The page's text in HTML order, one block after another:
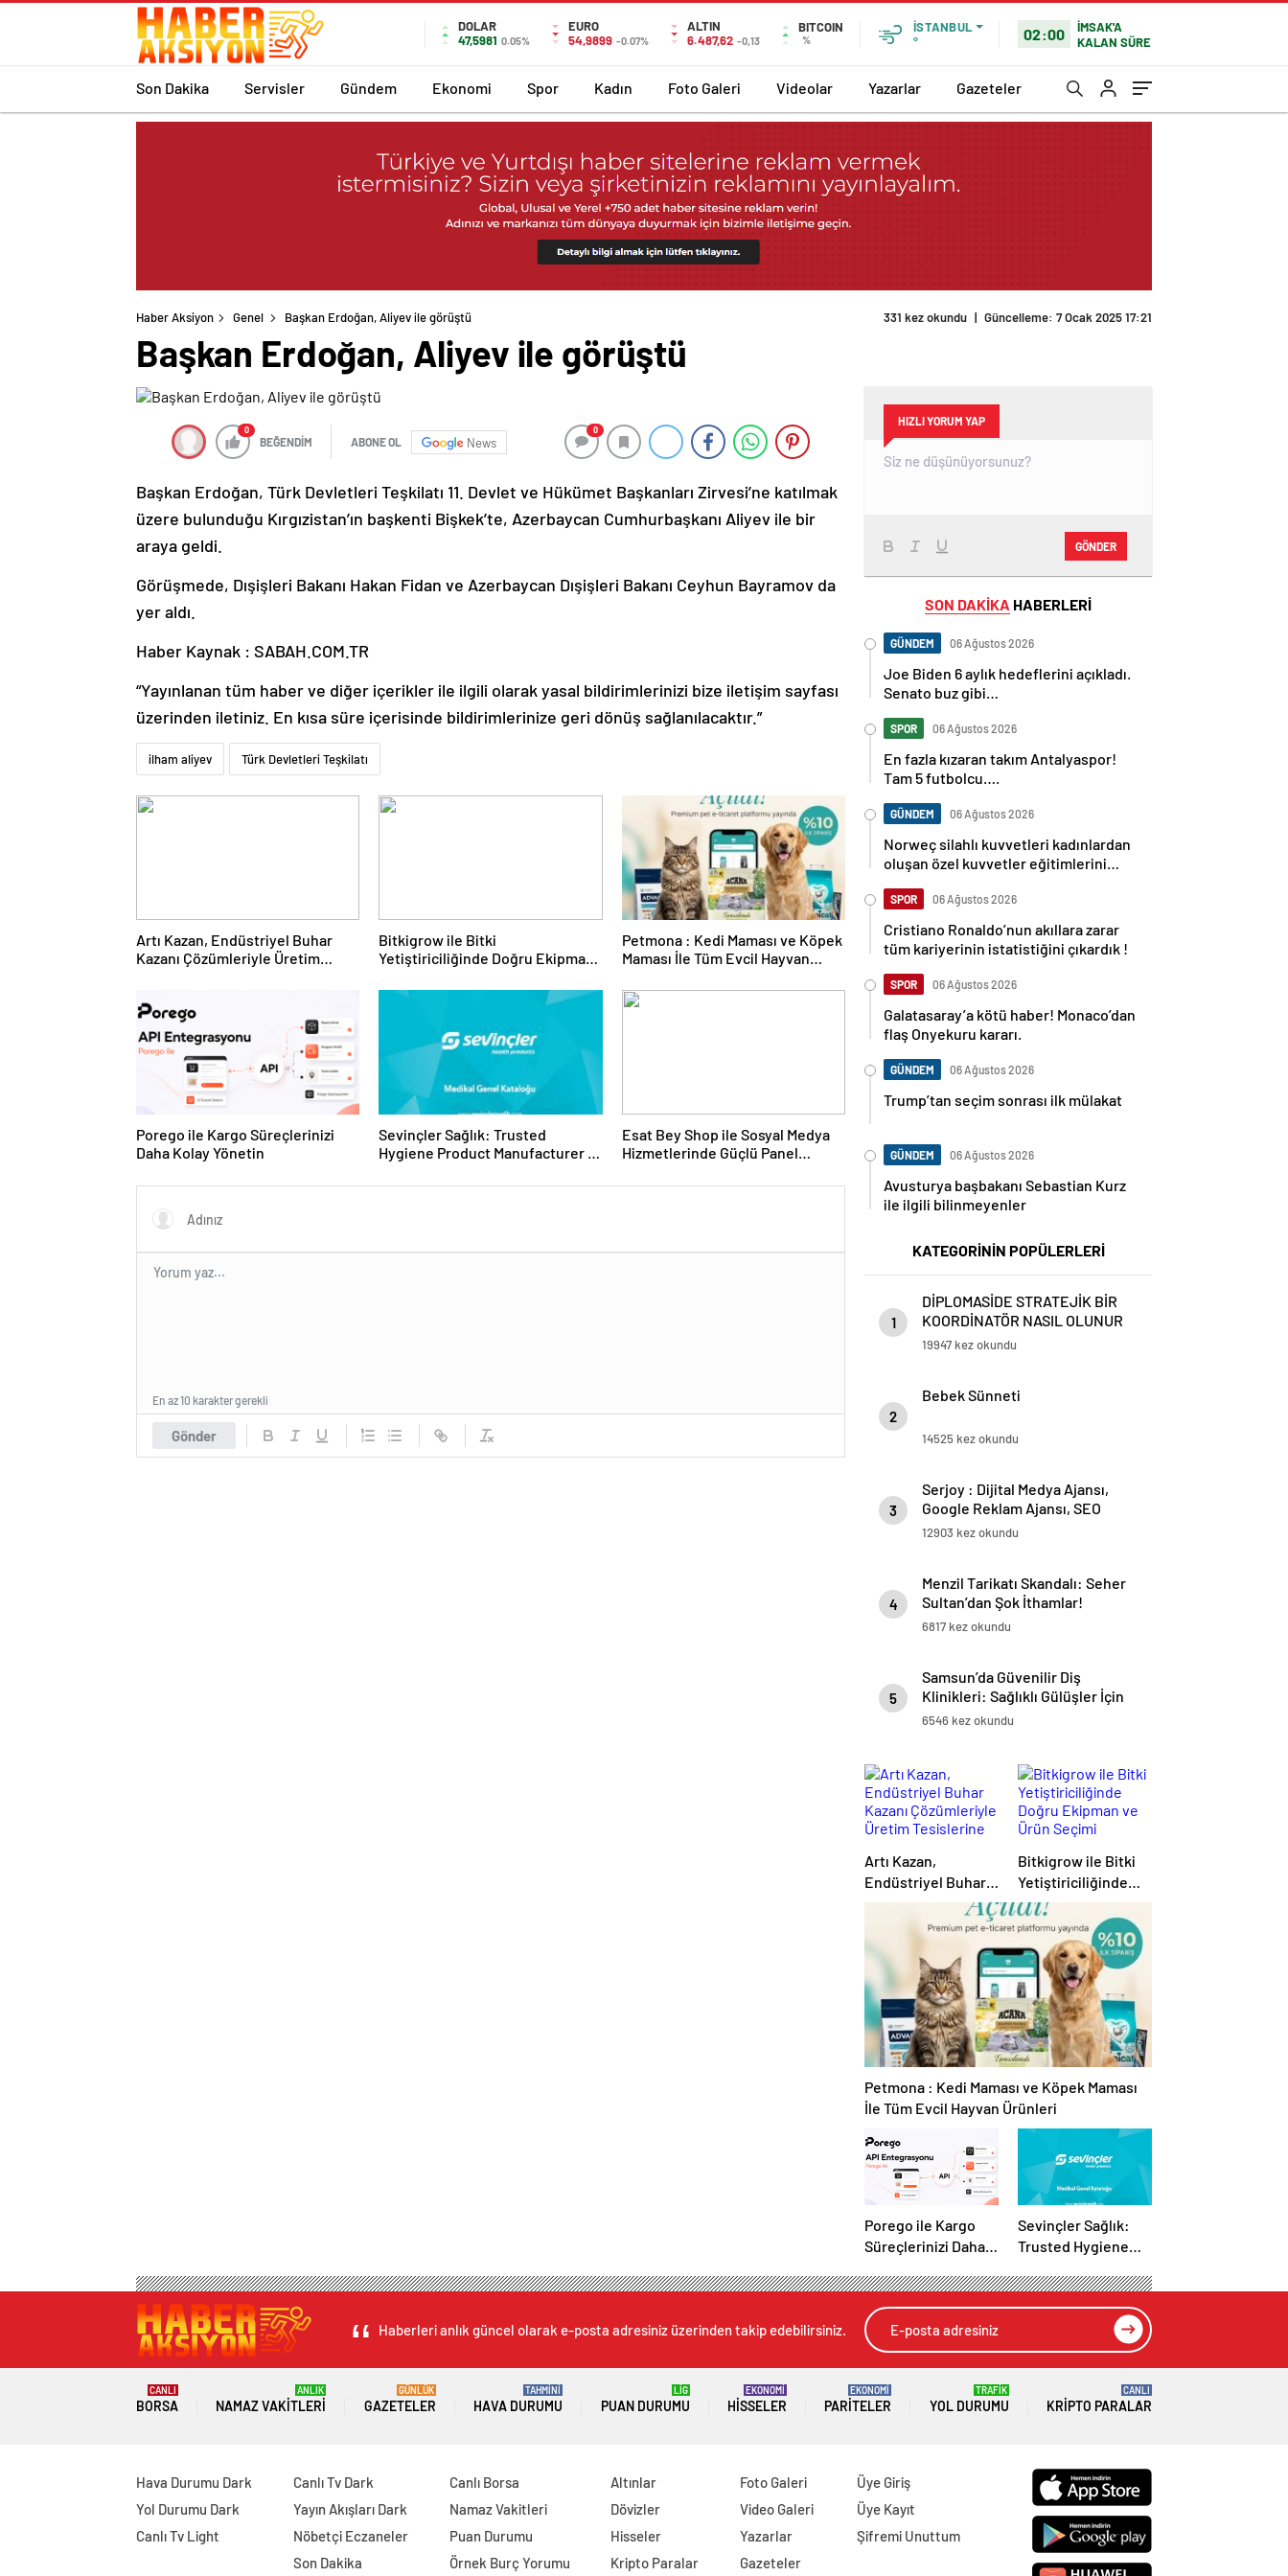
DOLAR
47,5981 0.05%
EURO
54,9899 -0.07%
ALTIN
6.487,62 -0,13
BITCOIN
%
İSTANBUL
°
02:00
İMSAK'A
KALAN SÜRE
Son Dakika Servisler Gündem Ekonomi Spor Kadın Foto Galeri Videolar Yazarlar Gazeteler
Haber Aksiyon Genel Başkan Erdoğan, Aliyev ile görüştü 331 kez okundu | Güncelleme: 7 Ocak 2025 17:21
Başkan Erdoğan, Aliyev ile görüştü
0
BEĞENDİM ABONE OL News
0
Başkan Erdoğan, Türk Devletleri Teşkilatı 11. Devlet ve Hükümet Başkanları Zirvesi’ne katılmak
üzere bulunduğu Kırgızistan’ın başkenti Bişkek’te, Azerbaycan Cumhurbaşkanı Aliyev ile bir
araya geldi.
Görüşmede, Dışişleri Bakanı Hakan Fidan ve Azerbaycan Dışişleri Bakanı Ceyhun Bayramov da
yer aldı.
Haber Kaynak : SABAH.COM.TR
“Yayınlanan tüm haber ve diğer içerikler ile ilgili olarak yasal bildirimlerinizi bize iletişim sayfası
üzerinden iletiniz. En kısa süre içerisinde bildirimlerinize geri dönüş sağlanılacaktır.”
ilham aliyev Türk Devletleri Teşkilatı
Artı Kazan, Endüstriyel Buhar
Kazanı Çözümleriyle Üretim
Bitkigrow ile Bitki
Yetiştiriciliğinde Doğru Ekipman
Petmona : Kedi Maması ve Köpek
Maması İle Tüm Evcil Hayvan
Porego ile Kargo Süreçlerinizi
Daha Kolay Yönetin
Sevinçler Sağlık: Trusted
Hygiene Product Manufacturer in
Esat Bey Shop ile Sosyal Medya
Hizmetlerinde Güçlü Panel
Gönder
En az 10 karakter gerekli
HIZLI YORUM YAP
GÖNDER
SON DAKİKA HABERLERİ
GÜNDEM 06 Ağustos 2026
Joe Biden 6 aylık hedeflerini açıkladı.
Senato buz gibi…
SPOR 06 Ağustos 2026
En fazla kızaran takım Antalyaspor!
Tam 5 futbolcu….
GÜNDEM 06 Ağustos 2026
Norweç silahlı kuvvetleri kadınlardan
oluşan özel kuvvetler eğitimlerini
SPOR 06 Ağustos 2026
Cristiano Ronaldo’nun akıllara zarar
tüm kariyerinin istatistiğini çıkardık !
SPOR 06 Ağustos 2026
Galatasaray’a kötü haber! Monaco’dan
flaş Onyekuru kararı.
GÜNDEM 06 Ağustos 2026
Trump’tan seçim sonrası ilk mülakat
GÜNDEM 06 Ağustos 2026
Avusturya başbakanı Sebastian Kurz
ile ilgili bilinmeyenler
KATEGORİNİN POPÜLERLERİ
1
DİPLOMASİDE STRATEJİK BİR
KOORDİNATÖR NASIL OLUNUR
19947 kez okundu
2
Bebek Sünneti
14525 kez okundu
3
Serjoy : Dijital Medya Ajansı,
Google Reklam Ajansı, SEO
Ajansı ve Web Tasarım Ajansı
12903 kez okundu
4
Menzil Tarikatı Skandalı: Seher
Sultan’dan Şok İthamlar!
6817 kez okundu
5
Samsun’da Güvenilir Diş
Klinikleri: Sağlıklı Gülüşler İçin
En İyi Seçenekler
6546 kez okundu
Artı Kazan,
Endüstriyel Buhar
Kazanı
Çözümleriyle
Üretim Tesislerine
Verimli Sistemler
Sunuyor
Bitkigrow ile Bitki
Yetiştiriciliğinde
Doğru Ekipman ve
Ürün Seçimi
Petmona : Kedi Maması ve Köpek Maması
İle Tüm Evcil Hayvan Ürünleri
Porego ile Kargo
Süreçlerinizi Daha
Sevinçler Sağlık:
Trusted Hygiene
Manufacturer in
Turkey
Haberleri anlık güncel olarak e-posta adresiniz üzerinden takip edebilirsiniz.
BORSA
CANLI
NAMAZ VAKITLERI
ANLIK
GAZETELER
GÜNLÜK
HAVA DURUMU
TAHMİNİ
PUAN DURUMU
LİG
HISSELER
EKONOMİ
PARITELER
EKONOMİ
YOL DURUMU
TRAFİK
KRIPTO PARALAR
CANLI
Hava Durumu Dark
Yol Durumu Dark
Canlı Tv Light
Canlı Tv Dark
Yayın Akışları Dark
Nöbetçi Eczaneler
Son Dakika
Canlı Borsa
Namaz Vakitleri
Puan Durumu
Örnek Burç Yorumu
Altınlar
Dövizler
Hisseler
Kripto Paralar
Foto Galeri
Video Galeri
Yazarlar
Gazeteler
Üye Giriş
Üye Kayıt
Şifremi Unuttum